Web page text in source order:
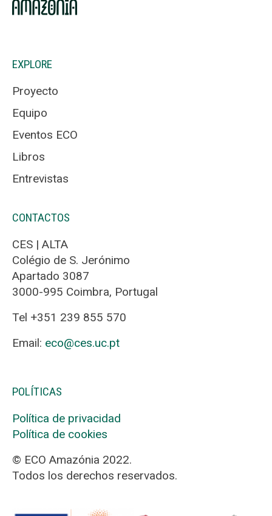
EXPLORE
Proyecto
Equipo
Eventos ECO
Libros
Entrevistas
CONTACTOS
CES | ALTA
Colégio de S. Jerónimo
Apartado 3087
3000-995 Coimbra, Portugal
Tel +351 239 855 570
Email: eco@ces.uc.pt
POLÍTICAS
Política de privacidad
Política de cookies
© ECO Amazónia 2022.
Todos los derechos reservados.